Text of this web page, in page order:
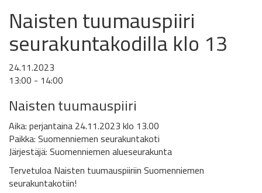
Naisten tuumauspiiri
seurakuntakodilla klo 13
24.11.2023
13:00 - 14:00
Naisten tuumauspiiri
Aika: perjantaina 24.11.2023 klo 13.00
Paikka: Suomenniemen seurakuntakoti
Järjestäjä: Suomenniemen alueseurakunta
Tervetuloa Naisten tuumauspiiriin Suomenniemen
seurakuntakotiin!